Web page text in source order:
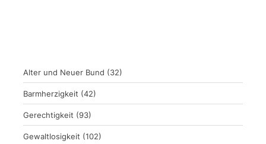
Alter und Neuer Bund (32)
Barmherzigkeit (42)
Gerechtigkeit (93)
Gewaltlosigkeit (102)